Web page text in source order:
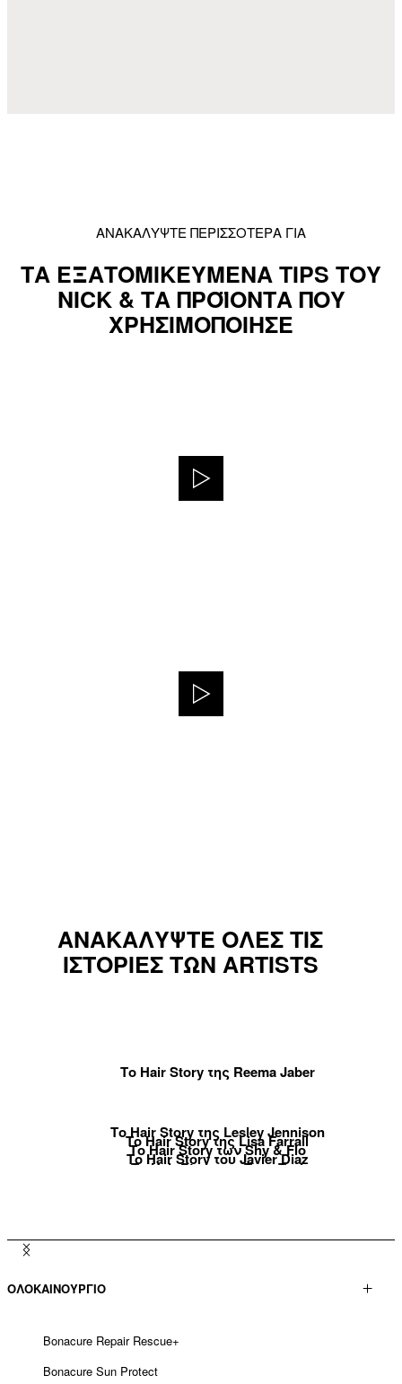
ΑΝΑΚΑΛΥΨΤΕ ΠΕΡΙΣΣΟΤΕΡΑ ΓΙΑ
ΤΑ ΕΞΑΤΟΜΙΚΕΥΜΕΝΑ TIPS ΤΟΥ
NICK & ΤΑ ΠΡΟΪΟΝΤΑ ΠΟΥ
ΧΡΗΣΙΜΟΠΟΙΗΣΕ
ΑΝΑΚΑΛΥΨΤΕ ΟΛΕΣ ΤΙΣ
ΙΣΤΟΡΙΕΣ ΤΩΝ ARTISTS
Το Hair Story της Reema Jaber
Το Hair Story της Lesley Jennison
Το Hair Story της Lisa Farrall
Το Hair Story των Shy & Flo
Το Hair Story του Javier Diaz
Το Hair Story του Tony Tsai
ΟΛΟΚΑΙΝΟΥΡΓΙΟ
Bonacure Repair Rescue+
Bonacure Sun Protect